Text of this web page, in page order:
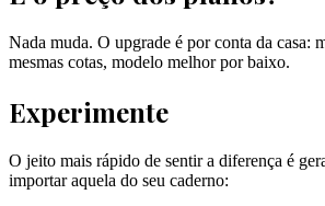
Nada muda. O upgrade é por conta da casa:
mesmas cotas, modelo melhor por baixo.
Experimente
O jeito mais rápido de sentir a diferença é
importar aquela do seu caderno: